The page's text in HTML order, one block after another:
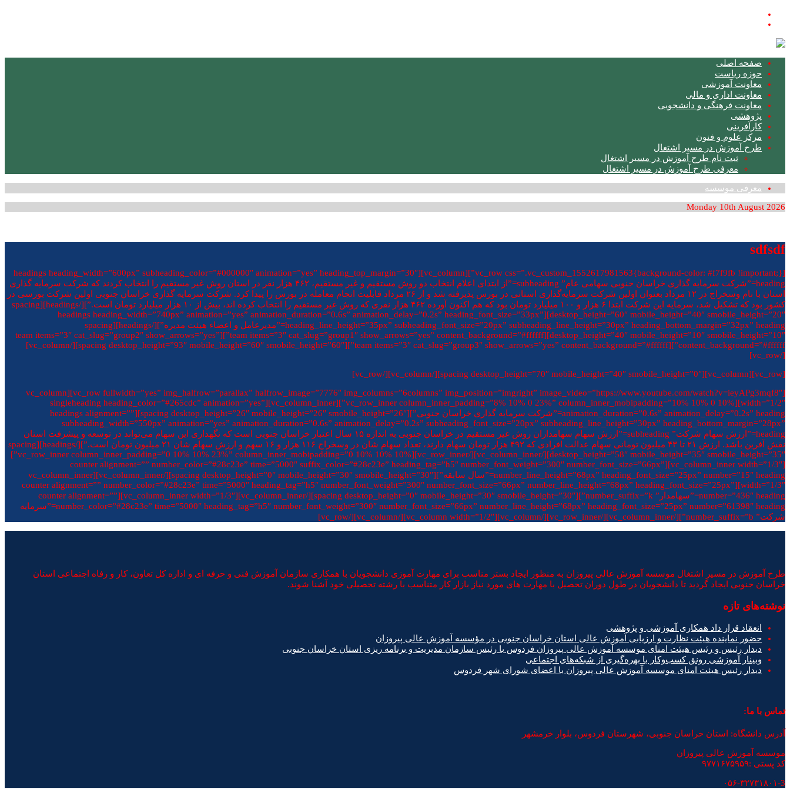
صفحه اصلی
حوزه ریاست
معاونت آموزشی
معاونت اداری و مالی
معاونت فرهنگی و دانشجویی
پژوهشی
کارآفرینی
مرکز علوم و فنون
طرح آموزش در مسیر اشتغال
ثبت نام طرح آموزش در مسیر اشتغال
معرفی طرح آموزش در مسیر اشتغال
معرفی موسسه
Monday 10th August 2026
sdfsdf
[vc_row css=”.vc_custom_1552617981563{background-color: #f7f9fb !important;}”][vc_column][headings heading_width=”600px” subheading_color=”#000000″ animation=”yes” heading_top_margin=”30″
heading=”شرکت سرمایه گذاری خراسان جنوبی سهامی عام” subheading=”از ابتدای اعلام انتخاب دو روش مستقیم و غیر مستقیم، ۴۶۲ هزار نفر در استان روش غیر مستقیم را انتخاب کردند که شرکت سرمایه گذاری
استان با نام وسخراج در ۱۲ مرداد بعنوان اولین شرکت سرمایه‌گذاری استانی در بورس پذیرفته شد و از ۲۶ مرداد قابلیت انجام معامله در بورس را پیدا کرد. شرکت سرمایه گذاری خراسان جنوبی اولین شرکت بورسی در
کشور بود که تشکیل شد، سرمایه این شرکت ابتدا ۶ هزار و ۱۰۰ میلیارد تومان بود که هم اکنون آورده ۴۶۲ هزار نفری که روش غیر مستقیم را انتخاب کرده اند، بیش از ۱۰ هزار میلیارد تومان است.”][/headings][spacing
desktop_height=”60″ mobile_height=”40″ smobile_height=”20″][headings heading_width=”740px” animation=”yes” animation_duration=”0.6s” animation_delay=”0.2s” heading_font_size=”33px”
heading_line_height=”35px” subheading_font_size=”20px” subheading_line_height=”30px” heading_bottom_margin=”32px” heading=”مدیرعامل و اعضاء هیئت مدیره”][/headings][spacing
desktop_height=”40″ mobile_height=”10″ smobile_height=”10″][team items=”3″ cat_slug=”group1″ show_arrows=”yes” content_background=”#ffffff”][team items=”3″ cat_slug=”group2″ show_arrows=”yes”
content_background=”#ffffff”][team items=”3″ cat_slug=”group3″ show_arrows=”yes” content_background=”#ffffff”][spacing desktop_height=”93″ mobile_height=”60″ smobile_height=”60″][/vc_column]
[/vc_row]
[vc_row][vc_column][spacing desktop_height=”70″ mobile_height=”40″ smobile_height=”0″][/vc_column][/vc_row]
[vc_row fullwidth=”yes” img_halfrow=”parallax” halfrow_image=”7776″ img_columns=”6columns” img_position=”imgright” image_video=”https://www.youtube.com/watch?v=ieyAPg3mqf8″][vc_column
width=”1/2″][vc_row_inner column_inner_padding=”8% 10% 0 23%” column_inner_mobipadding=”10% 10% 0 10%”][vc_column_inner][singleheading heading_color=”#265cdc” animation=”yes”
animation_duration=”0.6s” animation_delay=”0.2s” heading=”شرکت سرمایه گذاری خراسان جنوبی”][spacing desktop_height=”26″ mobile_height=”26″ smobile_height=”26″][headings alignment=””
subheading_width=”550px” animation=”yes” animation_duration=”0.6s” animation_delay=”0.2s” subheading_font_size=”20px” subheading_line_height=”30px” heading_bottom_margin=”28px”
heading=”ارزش سهام شرکت” subheading=”ارزش سهام سهامداران روش غیر مستقیم در خراسان جنوبی به اندازه ۱۵ سال اعتبار خراسان جنوبی است که نگهداری این سهام می‌تواند در توسعه و پیشرفت استان
نقش آفرین باشد. ارزش ۲۱ تا ۴۳ میلیون تومانی سهام عدالت افرادی که ۴۹۲ هزار تومان سهام دارند، تعداد سهام شان در وسخراج ۱۱۶ هزار و ۱۶ سهم و ارزش سهام شان ۲۱ میلیون تومان است.”][/headings][spacing
desktop_height=”58″ mobile_height=”35″ smobile_height=”35″][/vc_column_inner][/vc_row_inner][vc_row_inner column_inner_padding=”0 10% 10% 23%” column_inner_mobipadding=”0 10% 10% 10%”]
[vc_column_inner width=”1/3″][counter alignment=”” number_color=”#28c23e” time=”5000″ suffix_color=”#28c23e” heading_tag=”h5″ number_font_weight=”300″ number_font_size=”66px”
number_line_height=”68px” heading_font_size=”25px” number=”15″ heading=”سال سابقه”][spacing desktop_height=”0″ mobile_height=”30″ smobile_height=”30″][/vc_column_inner][vc_column_inner
width=”1/3″][counter alignment=”” number_color=”#28c23e” time=”5000″ heading_tag=”h5″ number_font_weight=”300″ number_font_size=”66px” number_line_height=”68px” heading_font_size=”25px”
number=”436″ heading=”سهامدار” number_suffix=”k”][spacing desktop_height=”0″ mobile_height=”30″ smobile_height=”30″][/vc_column_inner][vc_column_inner width=”1/3″][counter alignment=””
number_color=”#28c23e” time=”5000″ heading_tag=”h5″ number_font_weight=”300″ number_font_size=”66px” number_line_height=”68px” heading_font_size=”25px” number=”61398″ heading=”سرمایه
شرکت” number_suffix=”b”][/vc_column_inner][/vc_row_inner][/vc_column][vc_column width=”1/2″][/vc_column][/vc_row]
طرح آموزش در مسیر اشتغال موسسه آموزش عالی پیروزان به منظور ایجاد بستر مناسب برای مهارت آموزی دانشجویان با همکاری سازمان آموزش فنی و حرفه ای و اداره کل تعاون، کار و رفاه اجتماعی استان
خراسان جنوبی ایجاد گردید تا دانشجویان در طول دوران تحصیل با مهارت های مورد نیاز بازار کار متناسب با رشته تحصیلی خود آشنا شوند.
نوشته‌های تازه
انعقاد قرار داد همکاری آموزشی و پژوهشی
حضور نماینده هیئت نظارت و ارزیابی آموزش عالی استان خراسان جنوبی در مؤسسه آموزش عالی پیروزان
دیدار رئیس و رئیس هیئت امنای موسسه آموزش عالی پیروزان فردوس با رئیس سازمان مدیریت و برنامه ریزی استان خراسان جنوبی
وبینار آموزشی رونق کسب‌وکار با بهره‌گیری از شبکه‌های اجتماعی
دیدار رئیس هیئت امنای موسسه آموزش عالی پیروزان با اعضای شورای شهر فردوس
تماس با ما:
آدرس دانشگاه: استان خراسان جنوبی، شهرستان فردوس، بلوار خرمشهر
موسسه آموزش عالی پیروزان
کد پستی :۹۷۷۱۶۷۵۹۵۹
۰۵۶-۳۲۷۳۱۸۰۱-3